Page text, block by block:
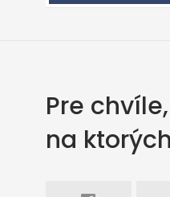
Pre chvíle,
na